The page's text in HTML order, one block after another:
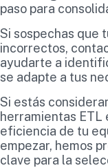
paso para
Si sospechas que
incorrectos,
ayudarte a
se adapte a tus
Si estás
herramientas ETL
eficiencia de tu
empezar, hemos
clave para la